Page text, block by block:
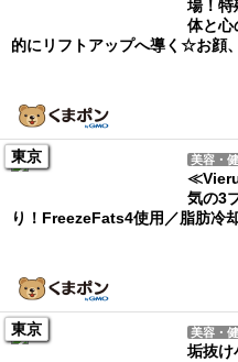
場！特
体と心
的にリフトアップへ導く☆お顔
東京
美容・
≪Vieru
気の3
り！FreezeFats4使用／脂肪冷
東京 美容・
垢抜け